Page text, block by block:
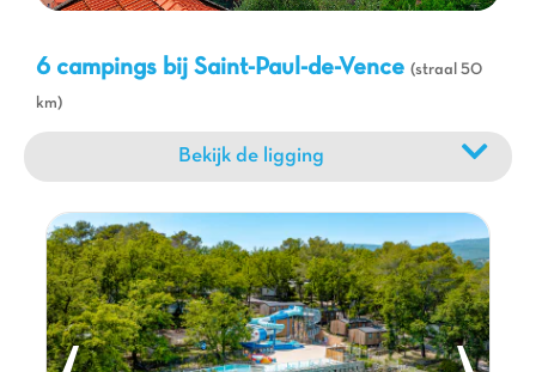
Côte d'Azureen onuitputtelijke bron van ontdekkingen en
6 campings bij Saint-Paul-de-Vence (straal 50
km)
Bekijk de ligging